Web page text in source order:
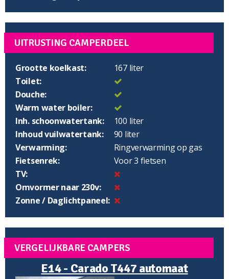
UITRUSTING CAMPERDEEL
Grootte koelkast:
167 liter
Toilet:
Douche:
Warm water boiler:
Inh. schoonwatertank:
100 liter
Inhoud vuilwatertank:
90 liter
Verwarming:
Ringverwarming op gas
Fietsenrek:
Voor 3 fietsen
TV:
Omvormer naar 230v:
Zonne / Daglichtpaneel:
VERGELIJKBARE CAMPERS
E14 - Carado T447 automaat